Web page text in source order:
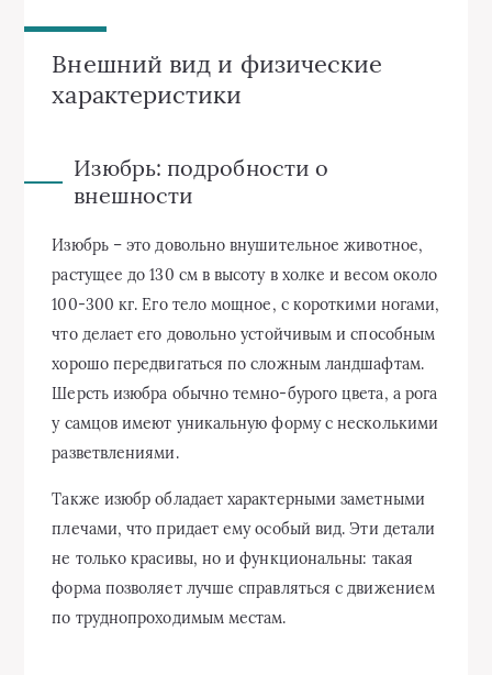
Внешний вид и физические
характеристики
Изюбрь: подробности о
внешности
Изюбрь – это довольно внушительное животное,
растущее до 130 см в высоту в холке и весом около
100-300 кг. Его тело мощное, с короткими ногами,
что делает его довольно устойчивым и способным
хорошо передвигаться по сложным ландшафтам.
Шерсть изюбра обычно темно-бурого цвета, а рога
у самцов имеют уникальную форму с несколькими
разветвлениями.
Также изюбр обладает характерными заметными
плечами, что придает ему особый вид. Эти детали
не только красивы, но и функциональны: такая
форма позволяет лучше справляться с движением
по труднопроходимым местам.